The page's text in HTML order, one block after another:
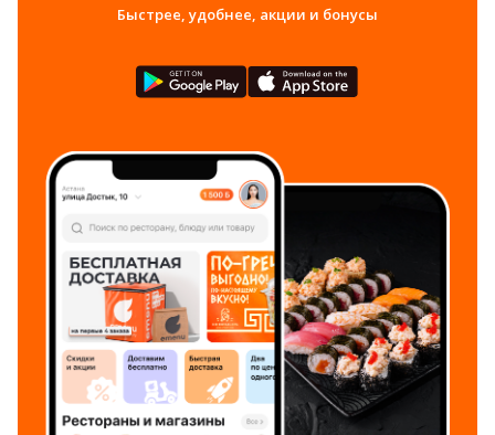
Быстрее, удобнее, акции и бонусы